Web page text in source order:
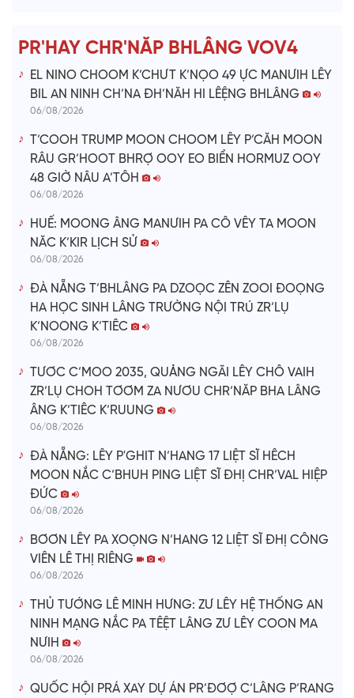
e
o
PR'HAY CHR'NĂP BHLÂNG VOV4
EL NINO CHOOM K’CHƯT K’NỌO 49 ỰC MANƯIH LÊY
BIL AN NINH CH’NA ĐH’NĂH HI LÊỆNG BHLÂNG
06/08/2026
T’COOH TRUMP MOON CHOOM LÊY P’CĂH MOON
RÂU GR’HOOT BHRỢ OOY EO BIỂN HORMUZ OOY
48 GIỜ NÂU A’TÔH
06/08/2026
HUẾ: MOONG ÂNG MANƯIH PA CÔ VÊY TA MOON
NĂC K’KIR LỊCH SỬ
06/08/2026
ĐÀ NẴNG T’BHLÂNG PA DZOỌC ZÊN ZOOI ĐOỌNG
HA HỌC SINH LÂNG TRƯỜNG NỘI TRÚ ZR’LỤ
K’NOONG K’TIÊC
06/08/2026
TƯƠC C’MOO 2035, QUẢNG NGÃI LÊY CHÔ VAIH
ZR’LỤ CHOH TƠƠM ZA NƯƠU CHR’NĂP BHA LÂNG
ÂNG K’TIÊC K’RUUNG
06/08/2026
ĐÀ NẴNG: LÊY P'GHIT N’HANG 17 LIỆT SĨ HÊCH
MOON NẮC C’BHUH PING LIỆT SĨ ĐHỊ CHR’VAL HIỆP
ĐỨC
06/08/2026
BƠƠN LÊY PA XOỌNG N’HANG 12 LIỆT SĨ ĐHỊ CÔNG
VIÊN LÊ THỊ RIÊNG
06/08/2026
THỦ TƯỚNG LÊ MINH HƯNG: ZƯ LÊY HỆ THỐNG AN
NINH MẠNG NẮC PA TÊỆT LÂNG ZƯ LÊY COON MA
NƯIH
06/08/2026
QUỐC HỘI PRÁ XAY DỰ ÁN PR’ĐƠỢ C’LÂNG P’RANG